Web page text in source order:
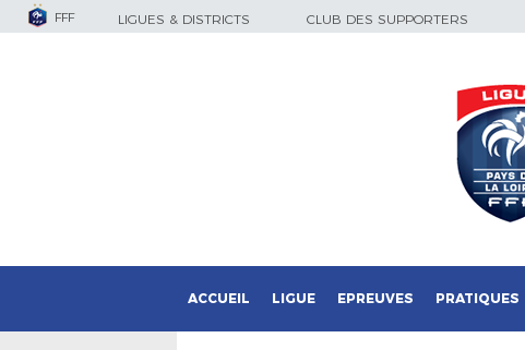
FFF LIGUES & DISTRICTS CLUB DES SUPPORTERS
ACCUEIL LIGUE EPREUVES PRATIQUES